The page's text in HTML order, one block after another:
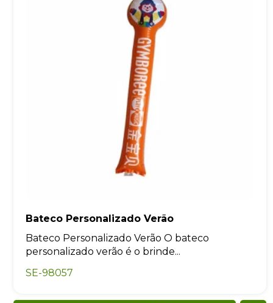
Bateco Personalizado Verão
Bateco Personalizado Verão O bateco
personalizado verão é o brinde...
SE-98057